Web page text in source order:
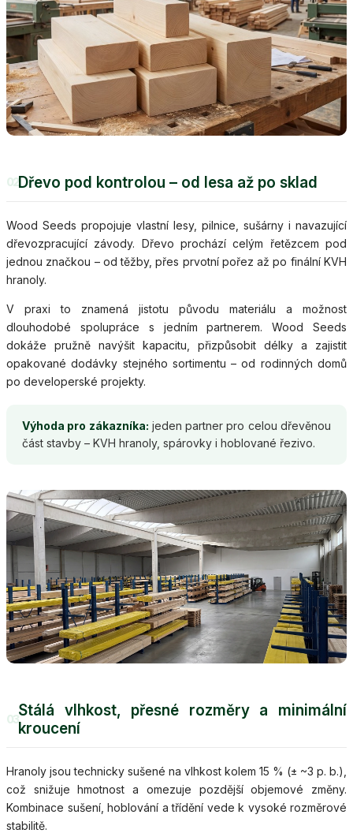
02Dřevo pod kontrolou – od lesa až po sklad
Wood Seeds propojuje vlastní lesy, pilnice, sušárny i navazující
dřevozpracující závody. Dřevo prochází celým řetězcem pod
jednou značkou – od těžby, přes prvotní pořez až po finální KVH
hranoly.
V praxi to znamená jistotu původu materiálu a možnost
dlouhodobé spolupráce s jedním partnerem. Wood Seeds
dokáže pružně navýšit kapacitu, přizpůsobit délky a zajistit
opakované dodávky stejného sortimentu – od rodinných domů
po developerské projekty.
Výhoda pro zákazníka: jeden partner pro celou dřevěnou
část stavby – KVH hranoly, spárovky i hoblované řezivo.
03Stálá vlhkost, přesné rozměry a minimální
kroucení
Hranoly jsou technicky sušené na vlhkost kolem 15 % (± ~3 p. b.),
což snižuje hmotnost a omezuje pozdější objemové změny.
Kombinace sušení, hoblování a třídění vede k vysoké rozměrové
stabilitě.